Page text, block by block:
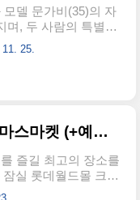
딘' 예매 정보를 지금
켓 예매 일정 및 방
른 매진이 예상됩니
과 정보를 체크하세
픈:👉 2025년 2월 4
델 문가비(35)의 자
며, 두 사람의 특별한
으고 있습니다! 정우
퍼니는 문가비가 출
우성임을 공식 인정
의 역할을 약속했
해 정우성의 소속사
하며, 출산 사실을
이 소식을 공유하
찾아온 소식에 아무
25.
2024 잠실 롯데월드몰 크리스마스마켓 (+예약방법, 스탬프, 포토존)🎄
즐길 최고의 장소를
실 롯데월드몰 크리
되어줄 특별한 공